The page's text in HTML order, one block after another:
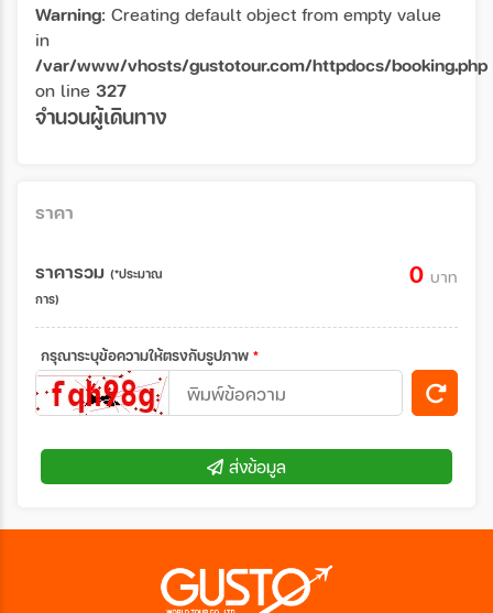
Warning: Creating default object from empty value
in
/var/www/vhosts/gustotour.com/httpdocs/booking.php
on line 327
จำนวนผู้เดินทาง
ราคา
ราคารวม (*ประมาณ
การ)
0 บาท
กรุณาระบุข้อความให้ตรงกับรูปภาพ *
ส่งข้อมูล